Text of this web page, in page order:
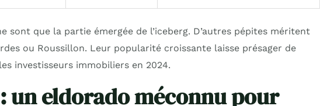
sont que la partie émergée de l’iceberg. D’autres pépites méritent
ou Roussillon. Leur popularité croissante laisse présager de
investisseurs immobiliers en 2024.
un eldorado méconnu pour